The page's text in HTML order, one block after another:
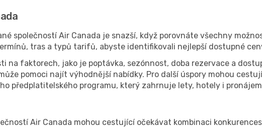
společností Air Canada je snazší, když porovnáte všechny
tras a typů tarifů, abyste identifikovali nejlepší dostupné
na faktorech, jako je poptávka, sezónnost, doba rezervace a
pomoci najít výhodnější nabídky. Pro další úspory mohou
předplatitelského programu, který zahrnuje lety, hotely i
Air Canada mohou cestující očekávat kombinaci